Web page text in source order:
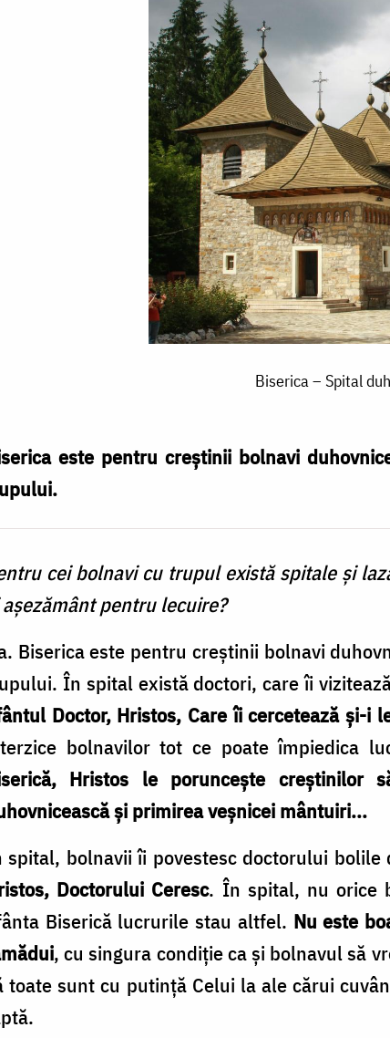
Biserica – Spital
este pentru creștinii bol­navi
cei bolnavi cu trupul există spitale și
pentru lecuire?
Biserica este pentru creștinii bol­navi
În spital exis­tă doctori, care îi
Doctor, Hristos, Care îi cercetează și-i
bolnavilor tot ce poate împiedica
Hristos le poruncește
și primirea veșnicei mân­tuiri...
spital, bolnavii îi povestesc doctorului bolile
Doctorului Ceresc. În spital, nu orice
Biserică lucruri­le stau altfel. Nu este
, cu singura condiție ca și bolnavul să
toate sunt cu putință Celui la ale cărui